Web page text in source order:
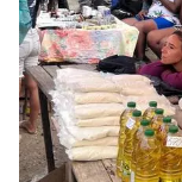
MIAMI